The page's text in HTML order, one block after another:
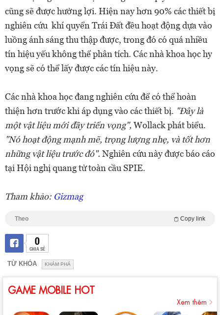
cũng sẽ được hưởng lợi. Hiện nay hơn 90% các thiết bị
nghiên cứu khí quyển Trái Đất đều hoạt động dựa vào
luồng ánh sáng thu thập được, trong đó có quá nhiều
tín hiệu yếu không thể phân tích. Các nhà khoa học hy
vọng sẽ có thể lấy được các tín hiệu này.
Các nhà khoa học đang nghiên cứu để có thể hoàn
thiện hơn trước khi áp dụng vào các thiết bị. "Đây là
một vật liệu mới đầy triển vọng", Wollack phát biểu.
"Nó hoạt động mạnh mẽ, trọng lượng nhẹ, và tốt hơn
những vật liệu trước đó". Nghiên cứu này được báo cáo
tại Hội nghị quang tử toàn cầu SPIE.
Tham khảo: Gizmag
Theo Copy link
0
CHIA SẺ
TỪ KHÓA KHÁM PHÁ
GAME MOBILE HOT
Xem thêm